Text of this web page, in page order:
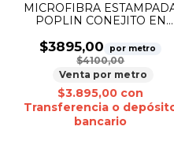
MICROFIBRA
POPLIN CONEJITO EN
$3895,00 por metro
$4100,00
Venta por metro
$3.895,00 con
Transferencia o
bancario